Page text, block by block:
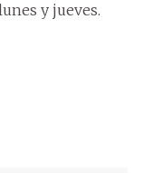
y jueves.